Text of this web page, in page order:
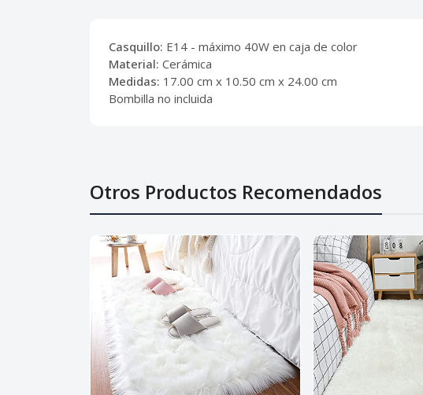
Casquillo: E14 - máximo 40W en caja de color
Material: Cerámica
Medidas: 17.00 cm x 10.50 cm x 24.00 cm
Bombilla no incluida
Otros Productos Recomendados